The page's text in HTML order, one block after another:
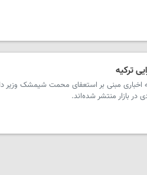
ترکیه
مبنی بر استعفای محمت شیمشک وزیر
در بازار منتشر شده‌اند.